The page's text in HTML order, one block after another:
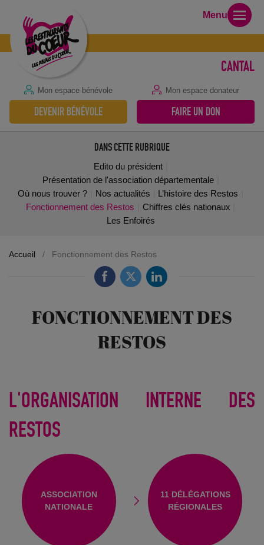
CANTAL
Mon espace bénévole Mon espace donateur
DEVENIR BÉNÉVOLE FAIRE UN DON
Menu
DANS CETTE RUBRIQUE
Edito du président
Présentation de l'association départementale
Où nous trouver ?
Nos actualités
L’histoire des Restos
Fonctionnement des Restos
Chiffres clés nationaux
Les Enfoirés
Accueil / Fonctionnement des Restos
FONCTIONNEMENT DES
RESTOS
L'ORGANISATION INTERNE DES
RESTOS
ASSOCIATION
NATIONALE
11 DÉLÉGATIONS
RÉGIONALES